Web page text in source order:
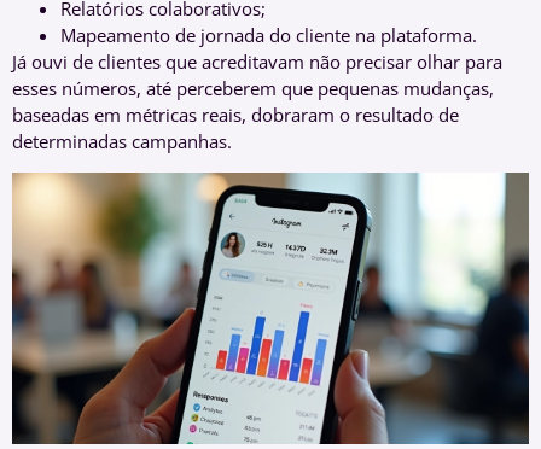
Relatórios colaborativos;
Mapeamento de jornada do cliente na plataforma.
Já ouvi de clientes que acreditavam não precisar olhar para
esses números, até perceberem que pequenas mudanças,
baseadas em métricas reais, dobraram o resultado de
determinadas campanhas.